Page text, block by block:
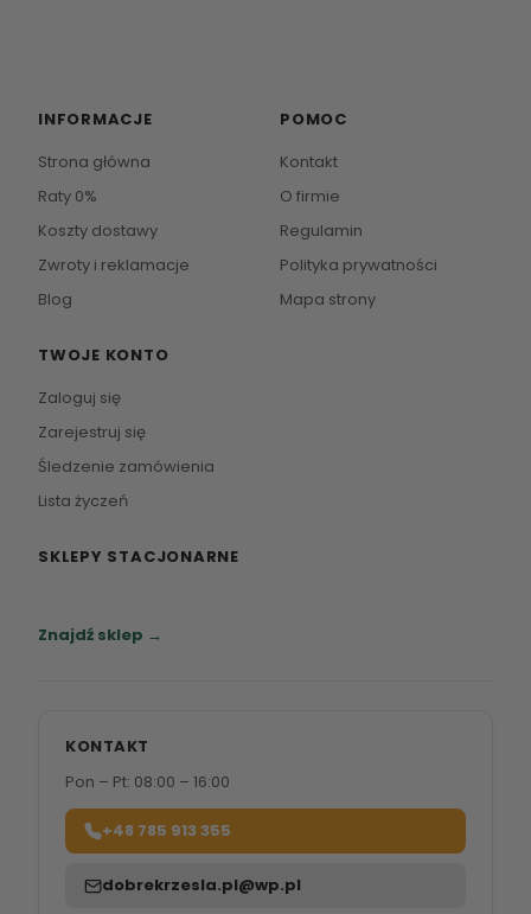
INFORMACJE
Strona główna
Raty 0%
Koszty dostawy
Zwroty i reklamacje
Blog
POMOC
Kontakt
O firmie
Regulamin
Polityka prywatności
Mapa strony
TWOJE KONTO
Zaloguj się
Zarejestruj się
Śledzenie zamówienia
Lista życzeń
SKLEPY STACJONARNE
Znajdź sklep →
KONTAKT
Pon – Pt: 08:00 – 16:00
+48 785 913 355
dobrekrzesla.pl@wp.pl